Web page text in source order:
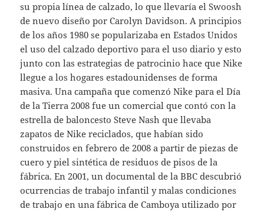
su propia línea de calzado, lo que llevaría el Swoosh
de nuevo diseño por Carolyn Davidson. A principios
de los años 1980 se popularizaba en Estados Unidos
el uso del calzado deportivo para el uso diario y esto
junto con las estrategias de patrocinio hace que Nike
llegue a los hogares estadounidenses de forma
masiva. Una campaña que comenzó Nike para el Día
de la Tierra 2008 fue un comercial que contó con la
estrella de baloncesto Steve Nash que llevaba
zapatos de Nike reciclados, que habían sido
construidos en febrero de 2008 a partir de piezas de
cuero y piel sintética de residuos de pisos de la
fábrica. En 2001, un documental de la BBC descubrió
ocurrencias de trabajo infantil y malas condiciones
de trabajo en una fábrica de Camboya utilizado por